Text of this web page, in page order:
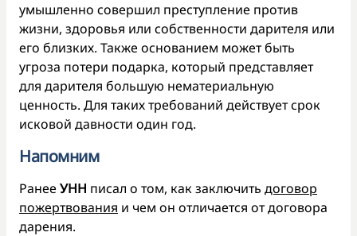
умышленно совершил преступление против
жизни, здоровья или собственности дарителя или
его близких. Также основанием может быть
угроза потери подарка, который представляет
для дарителя большую нематериальную
ценность. Для таких требований действует срок
исковой давности один год.
Напомним
Ранее УНН писал о том, как заключить договор
пожертвования и чем он отличается от договора
дарения.